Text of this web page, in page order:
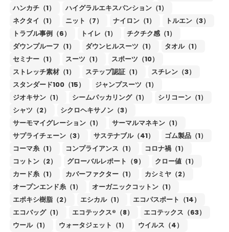
ハンカチ（1）
ハイグラルエキスパンション（1）
ネクタイ（1）
ニット（7） ナイロン（1）
トルエン（3）
トラブル事例（6）
トイレ（1）
チクチク感（1）
ダウンプルーフ（1）
ダウンヒルスーツ（1）
タオル（1）
セミナー（1）
スーツ（1）
スポーツ（10）
ストレッチ素材（1）
ステップ認証（1）
スチレン（3）
スタンダード100（15）
ジャンプスーツ（1）
ジオキサン（1）
シームパッカリング（1）
シリコーン（1）
シャツ（2）
シクロヘキサノン（3）
サーモマイグレーション（1）
サーマルマネキン（1）
サプライチェーン（3）
サステナブル（41）
ゴム製品（1）
コーマ糸（1）
コンプライアンス（1）
コロナ禍（1）
コットン（2）
グローバルレポート（9）
クロー値（1）
カード糸（1）
カバーファクター（1）
カシミヤ（2）
オープンエンド糸（1）
オーガニックコットン（1）
エポキシ樹脂（2）
エシカル（1）
エコパスポート（14）
エコバッグ（1）
エコテックス®（8）
エコテックス（63）
ウール（1）
ウォータジェット（1）
ウイルス（4）